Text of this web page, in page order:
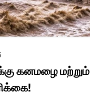
கனமழை மற்றும்